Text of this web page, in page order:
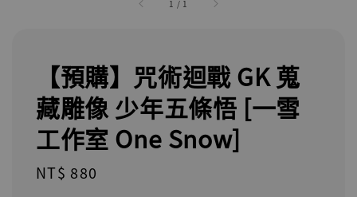
1 / 1
【預購】咒術迴戰 GK 蒐
藏雕像 少年五條悟 [一雪
工作室 One Snow]
Regular
NT$ 880